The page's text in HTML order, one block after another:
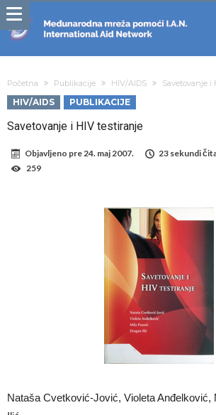
Početna Publikacije HIV/AIDS Savetovanje i
HIV/AIDS PUBLIKACIJE
Savetovanje i HIV testiranje
Objavljeno pre24. maj 2007. 23 sekundi
259
Nataša Cvetković-Jović, Violeta Anđelković,